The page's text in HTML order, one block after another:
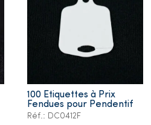
100 Etiquettes à Prix
Fendues pour Pendentif
Réf.: DC0412F